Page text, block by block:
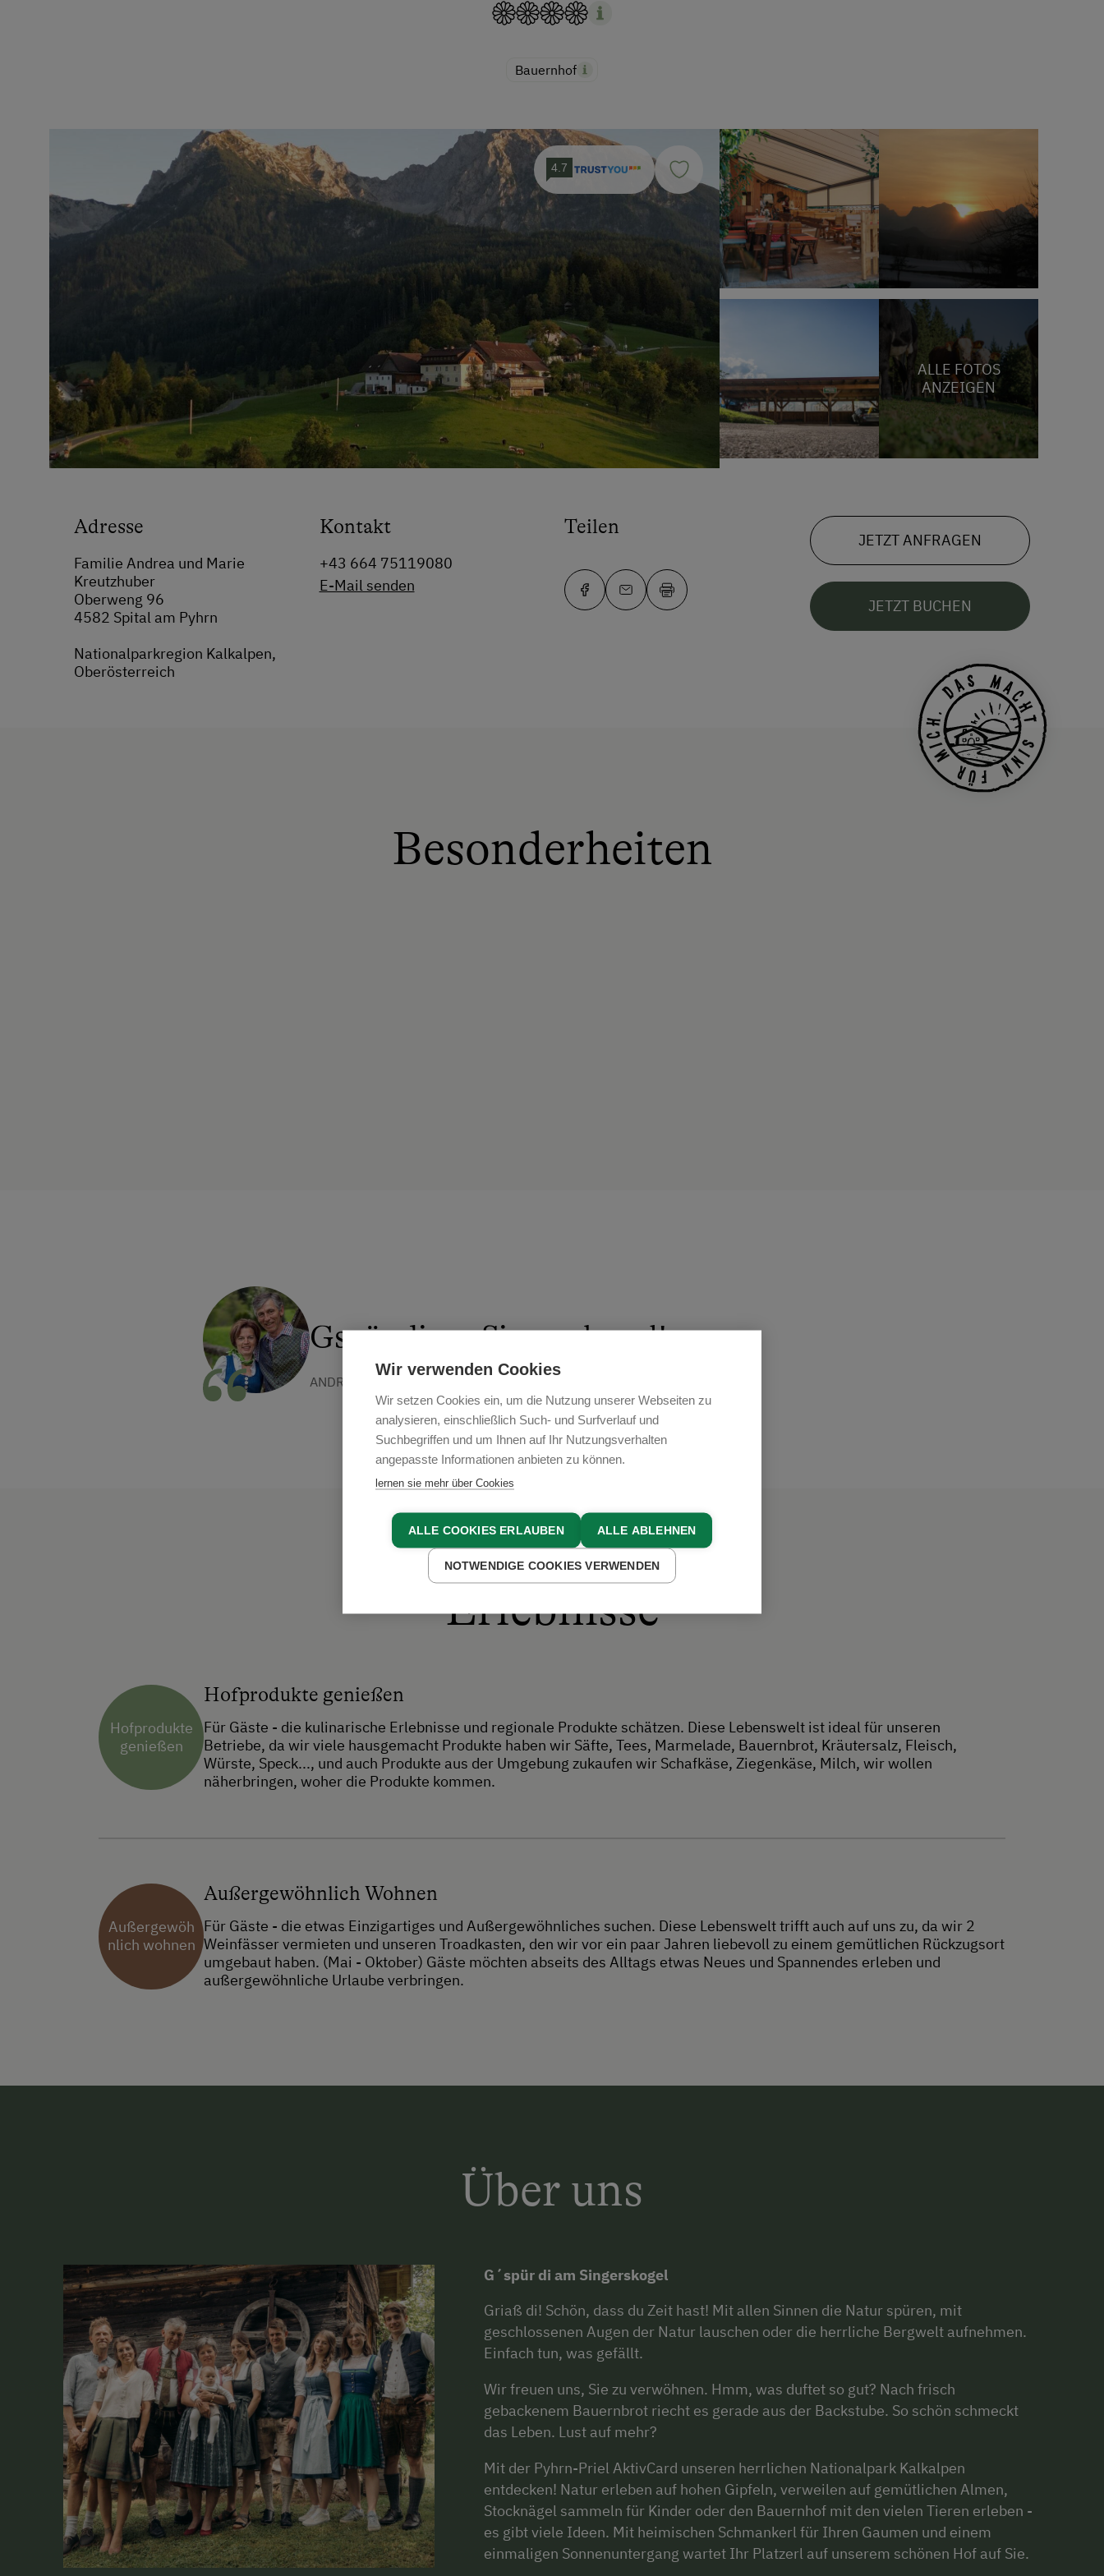
Bauernhof
4.7
ALLE FOTOS
ANZEIGEN
Adresse
Familie Andrea und Marie
Kreutzhuber
Oberweng 96
4582 Spital am Pyhrn
Nationalparkregion Kalkalpen,
Oberösterreich
Kontakt
+43 664 75119080
E-Mail senden
Teilen
JETZT ANFRAGEN
JETZT BUCHEN
Besonderheiten
Gspür di am Singerskogel!
ANDREA UND PEPI KREUTZHUBER
Erlebnisse
Hofprodukte
genießen
Hofprodukte genießen
Für Gäste - die kulinarische Erlebnisse und regionale Produkte schätzen. Diese Lebenswelt ist ideal für unseren
Betriebe, da wir viele hausgemacht Produkte haben wir Säfte, Tees, Marmelade, Bauernbrot, Kräutersalz, Fleisch,
Würste, Speck..., und auch Produkte aus der Umgebung zukaufen wir Schafkäse, Ziegenkäse, Milch, wir wollen
näherbringen, woher die Produkte kommen.
Außergewöh
nlich wohnen
Außergewöhnlich Wohnen
Für Gäste - die etwas Einzigartiges und Außergewöhnliches suchen. Diese Lebenswelt trifft auch auf uns zu, da wir 2
Weinfässer vermieten und unseren Troadkasten, den wir vor ein paar Jahren liebevoll zu einem gemütlichen Rückzugsort
umgebaut haben. (Mai - Oktober) Gäste möchten abseits des Alltags etwas Neues und Spannendes erleben und
außergewöhnliche Urlaube verbringen.
Über uns
G´spür di am Singerskogel
Griaß di! Schön, dass du Zeit hast! Mit allen Sinnen die Natur spüren, mit
geschlossenen Augen der Natur lauschen oder die herrliche Bergwelt aufnehmen.
Einfach tun, was gefällt.
Wir freuen uns, Sie zu verwöhnen. Hmm, was duftet so gut? Nach frisch
gebackenem Bauernbrot riecht es gerade aus der Backstube. So schön schmeckt
das Leben. Lust auf mehr?
Mit der Pyhrn-Priel AktivCard unseren herrlichen Nationalpark Kalkalpen
entdecken! Natur erleben auf hohen Gipfeln, verweilen auf gemütlichen Almen,
Stocknägel sammeln für Kinder oder den Bauernhof mit den vielen Tieren erleben -
es gibt viele Ideen. Mit heimischen Schmankerl für Ihren Gaumen und einem
einmaligen Sonnenuntergang wartet Ihr Platzerl auf unserem schönen Hof auf Sie.
Wir verwenden Cookies
Wir setzen Cookies ein, um die Nutzung unserer Webseiten zu
analysieren, einschließlich Such- und Surfverlauf und
Suchbegriffen und um Ihnen auf Ihr Nutzungsverhalten
angepasste Informationen anbieten zu können.
lernen sie mehr über Cookies
ALLE COOKIES ERLAUBEN ALLE ABLEHNEN
NOTWENDIGE COOKIES VERWENDEN